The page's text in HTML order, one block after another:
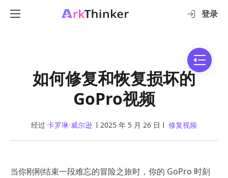
登录
如何修复和恢复损坏的
GoPro视频
经过 卡罗琳·威尔逊 2025 年 5 月 26 日 修复视频
当你刚刚结束一段难忘的冒险之旅时，你的 GoPro 时刻